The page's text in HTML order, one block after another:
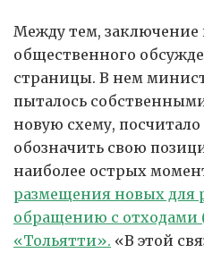
Между тем, заключение
общественного
страницы. В нем
пыталось
новую схему,
обозначить свою
наиболее острых
размещения новых для
обращению с
«Тольятти». «В этой